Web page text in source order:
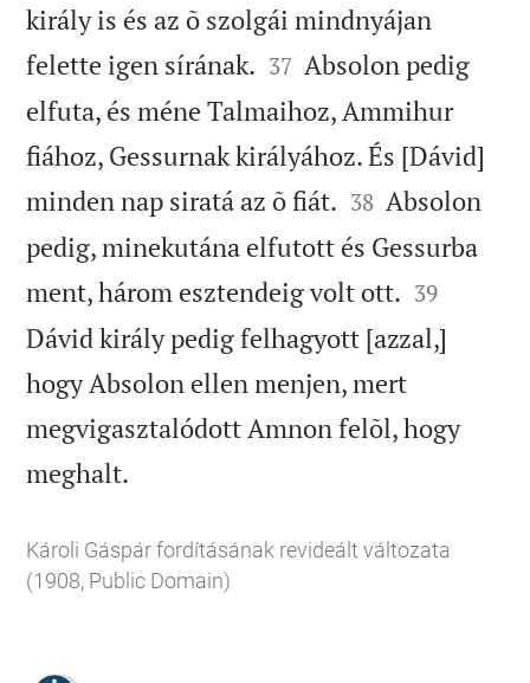
király is és az õ szolgái mindnyájan
felette igen sírának. 

37 Absolon pedig
elfuta, és méne Talmaihoz, Ammihur
fiához, Gessurnak királyához. És [Dávid]
minden nap siratá az õ fiát. 

38 Absolon
pedig, minekutána elfutott és Gessurba
ment, három esztendeig volt ott. 

39
Dávid király pedig felhagyott [azzal,]
hogy Absolon ellen menjen, mert
megvigasztalódott Amnon felõl, hogy
meghalt.
Károli Gáspár fordításának revideált változata
(1908, Public Domain)